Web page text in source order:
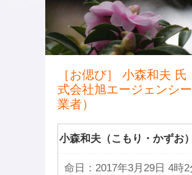
［お偲び］ 小森和夫 氏
式会社旭エージェンシ
業者）
小森和夫（こもり・かずお
命日： 2017年3月29日 4時2